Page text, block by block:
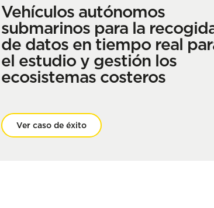
Vehículos autónomos
submarinos para la
de datos en tiempo real
el estudio y gestión los
ecosistemas costeros
Ver caso de éxito